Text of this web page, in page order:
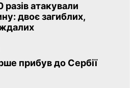
атакували
двоє загиблих,
прибув до Сербії